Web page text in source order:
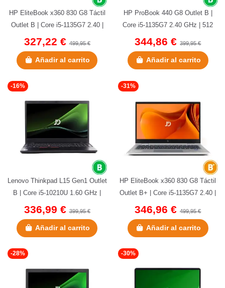
HP EliteBook x360 830 G8 Táctil
Outlet B | Core i5-1135G7 2.40 |
256 GB NVMe | 8 GB...
327,22 €499,95 €
Añadir al carrito
HP ProBook 440 G8 Outlet B |
Core i5-1135G7 2.40 GHz | 512
GB NVMe | 16 GB DDR4 | 14" |...
344,86 €399,95 €
Añadir al carrito
-16%
Lenovo Thinkpad L15 Gen1 Outlet
B | Core i5-10210U 1.60 GHz |
256 GB NVMe | 8 GB DDR4 |...
336,99 €399,95 €
Añadir al carrito
-31%
HP EliteBook x360 830 G8 Táctil
Outlet B+ | Core i5-1135G7 2.40 |
256 GB NVMe | 8 GB...
346,96 €499,95 €
Añadir al carrito
-28% -30%